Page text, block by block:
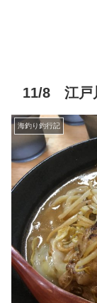
11/8 江戸
海釣り釣行記